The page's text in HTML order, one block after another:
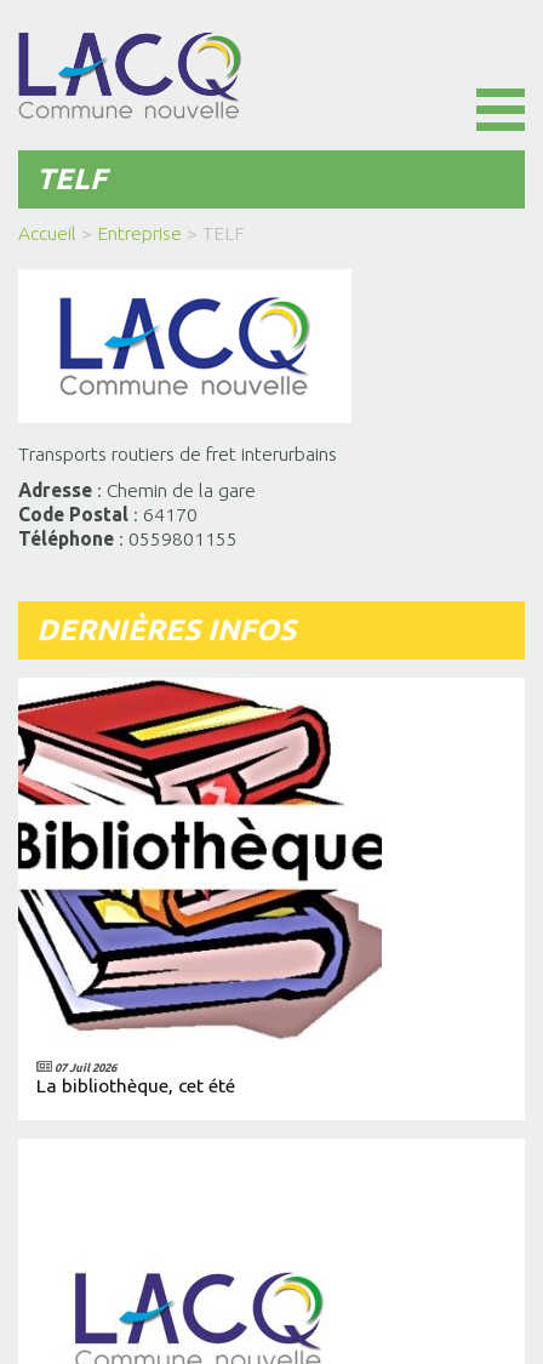
TELF
Accueil > Entreprise > TELF
Transports routiers de fret interurbains
Adresse : Chemin de la gare
Code Postal : 64170
Téléphone : 0559801155
DERNIÈRES INFOS
07 Juil 2026
La bibliothèque, cet été